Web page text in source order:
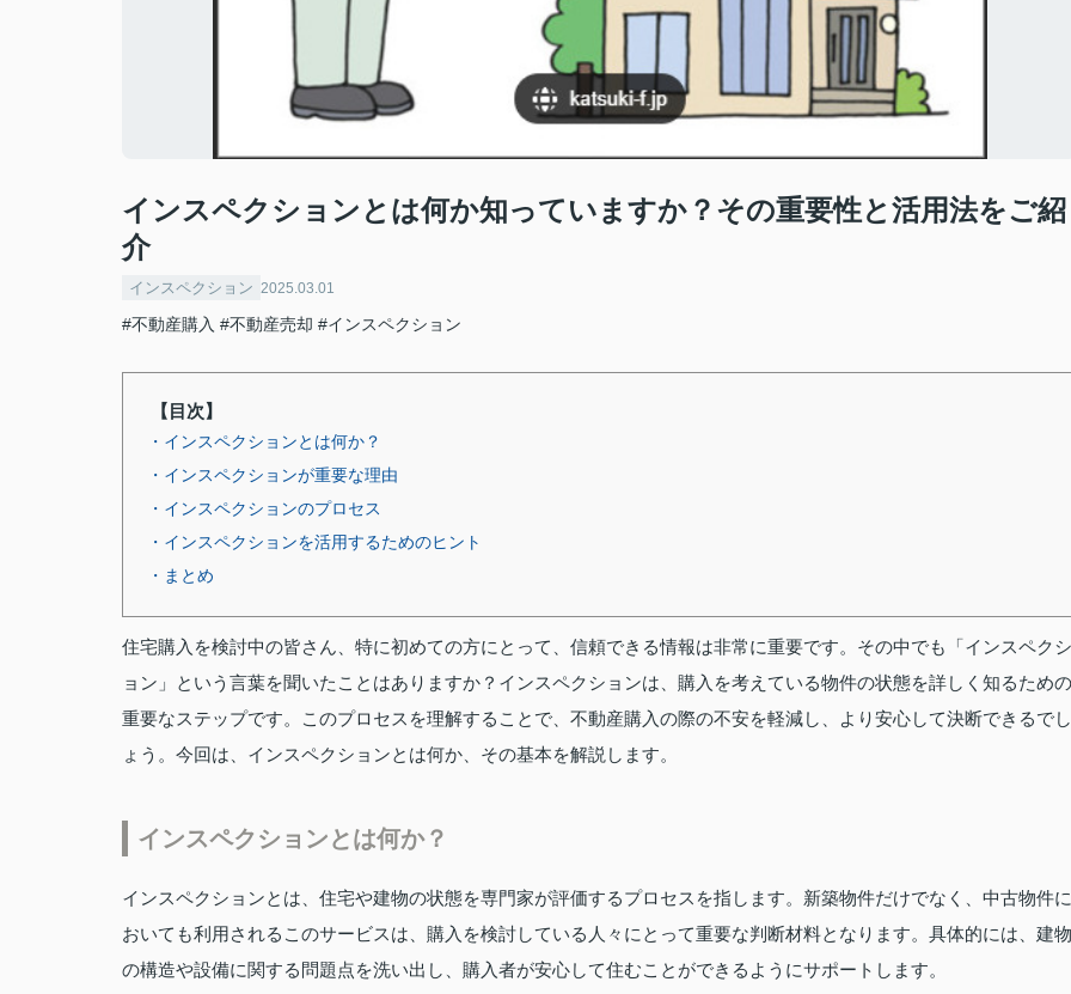
インスペクションとは何か知っていますか？その重要性と活用法をご紹
介
インスペクション 2025.03.01
#不動産購入 #不動産売却 #インスペクション
【目次】
・インスペクションとは何か？
・インスペクションが重要な理由
・インスペクションのプロセス
・インスペクションを活用するためのヒント
・まとめ
住宅購入を検討中の皆さん、特に初めての方にとって、信頼できる情報は非常に重要です。その中でも「インスペクシ
ョン」という言葉を聞いたことはありますか？インスペクションは、購入を考えている物件の状態を詳しく知るための
重要なステップです。このプロセスを理解することで、不動産購入の際の不安を軽減し、より安心して決断できるでし
ょう。今回は、インスペクションとは何か、その基本を解説します。
インスペクションとは何か？
インスペクションとは、住宅や建物の状態を専門家が評価するプロセスを指します。新築物件だけでなく、中古物件に
おいても利用されるこのサービスは、購入を検討している人々にとって重要な判断材料となります。具体的には、建物
の構造や設備に関する問題点を洗い出し、購入者が安心して住むことができるようにサポートします。